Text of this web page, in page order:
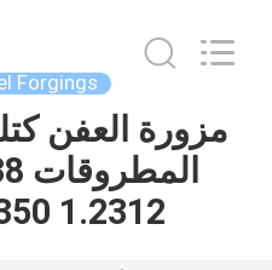
الصفحة
الرئيسية
ENERGY
EQUIPMENT
Reserved.
Forgings
مزورة العفن
1.2312 SP300 SP350